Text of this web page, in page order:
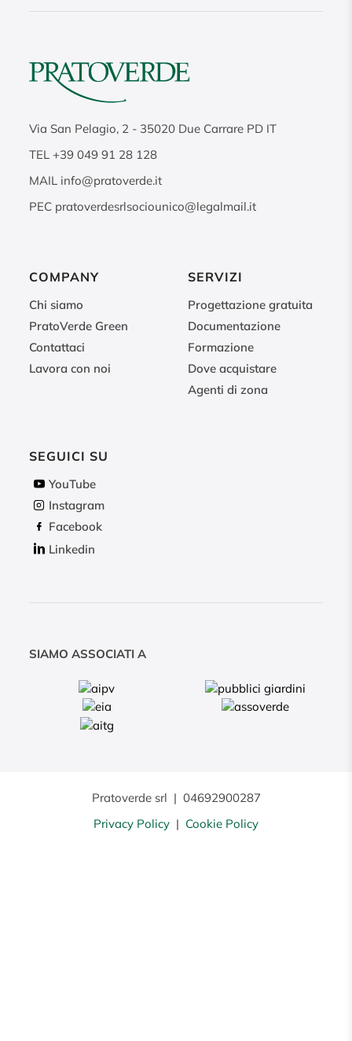
Via San Pelagio, 2 - 35020 Due Carrare PD IT
TEL+39 049 91 28 128
MAIL info@pratoverde.it
PEC pratoverdesrlsociounico@legalmail.it
COMPANY
Chi siamo
PratoVerde Green
Contattaci
Lavora con noi
SERVIZI
Progettazione gratuita
Documentazione
Formazione
Dove acquistare
Agenti di zona
SEGUICI SU
YouTube
Instagram
Facebook
Linkedin
SIAMO ASSOCIATI A
Pratoverde srl | 04692900287
Privacy Policy | Cookie Policy